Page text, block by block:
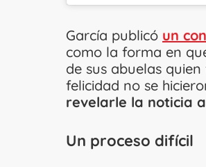
García publicó un
como la forma en
de sus abuelas
felicidad no se
revelarle la noticia
Un proceso difícil